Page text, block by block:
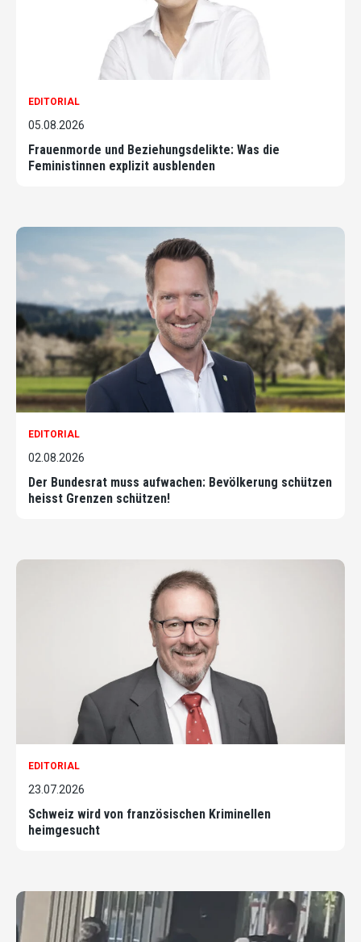
EDITORIAL
05.08.2026
Frauenmorde und Beziehungsdelikte: Was die
Feministinnen explizit ausblenden
EDITORIAL
02.08.2026
Der Bundesrat muss aufwachen: Bevölkerung schützen
heisst Grenzen schützen!
EDITORIAL
23.07.2026
Schweiz wird von französischen Kriminellen
heimgesucht